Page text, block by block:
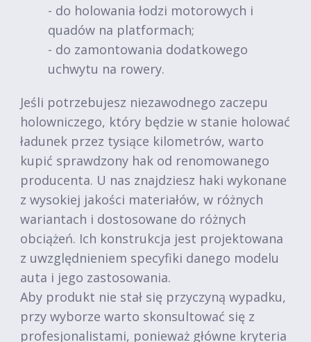
- do holowania łodzi motorowych i
quadów na platformach;
- do zamontowania dodatkowego
uchwytu na rowery.
Jeśli potrzebujesz niezawodnego zaczepu
holowniczego, który będzie w stanie holować
ładunek przez tysiące kilometrów, warto
kupić sprawdzony hak od renomowanego
producenta. U nas znajdziesz haki wykonane
z wysokiej jakości materiałów, w różnych
wariantach i dostosowane do różnych
obciążeń. Ich konstrukcja jest projektowana
z uwzględnieniem specyfiki danego modelu
auta i jego zastosowania.
Aby produkt nie stał się przyczyną wypadku,
przy wyborze warto skonsultować się z
profesjonalistami, ponieważ główne kryteria